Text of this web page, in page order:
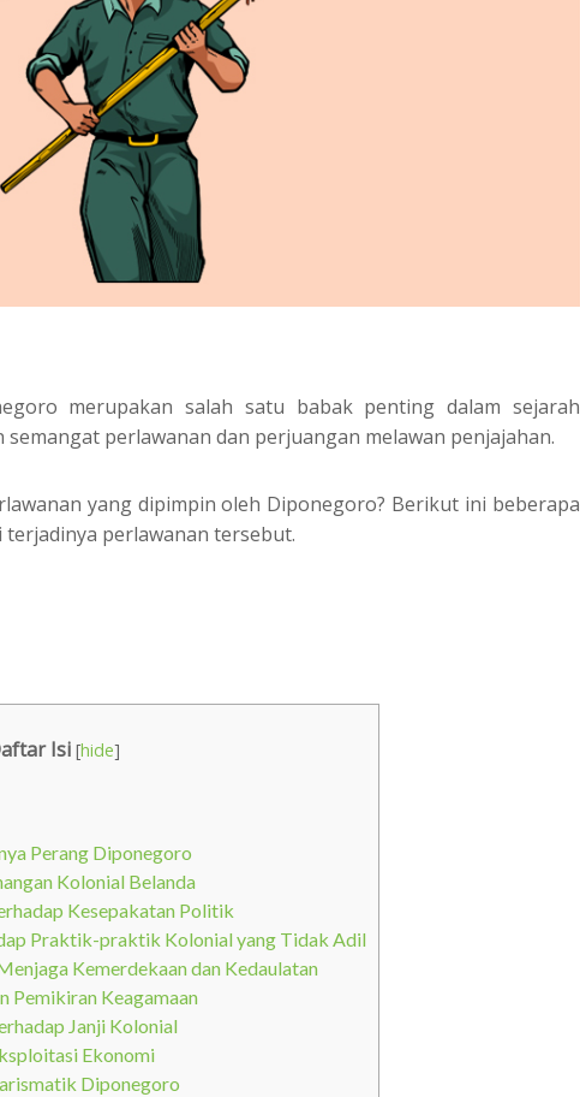
merupakan salah satu babak penting dalam sejarah
perlawanan dan perjuangan melawan penjajahan.
yang dipimpin oleh Diponegoro? Berikut ini beberapa
perlawanan tersebut.
Isi [hide]
Perang Diponegoro
Kolonial Belanda
Kesepakatan Politik
Praktik-praktik Kolonial yang Tidak Adil
Kemerdekaan dan Kedaulatan
Pemikiran Keagamaan
Janji Kolonial
Ekonomi
Diponegoro